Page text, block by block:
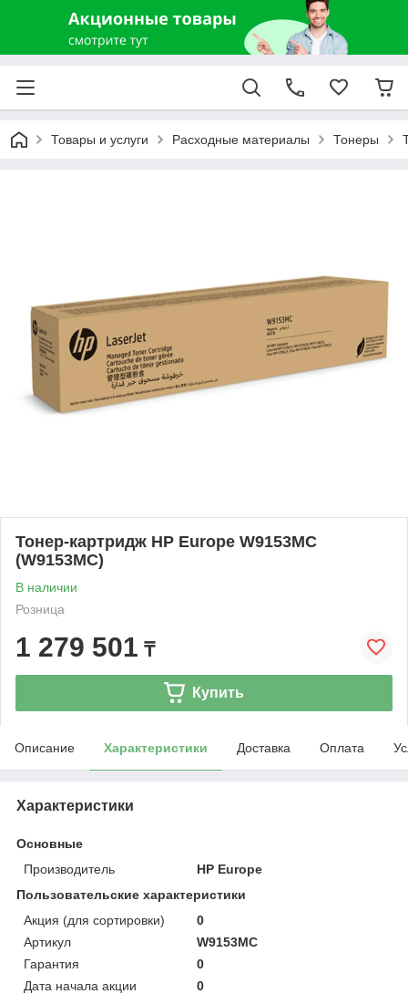
Товары и услуги Расходные материалы Тонеры
Тонер-картридж HP Europe W9153MC
(W9153MC)
В наличии
Розница
1 279 501 ₸
Купить
Описание Характеристики Доставка Оплата
Характеристики
Основные
Производитель
HP Europe
Пользовательские характеристики
Акция (для сортировки)
0
Артикул
W9153MC
Гарантия
0
Дата начала акции
0